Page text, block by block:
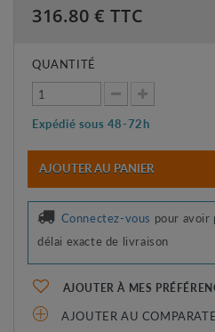
316.80 € TTC
QUANTITÉ
Expédié sous 48-72h
AJOUTER AU PANIER
Connectez-vous pour
délai exacte de livraison
AJOUTER À MES
AJOUTER AU